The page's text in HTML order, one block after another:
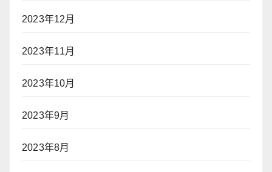
2023年12月
2023年11月
2023年10月
2023年9月
2023年8月